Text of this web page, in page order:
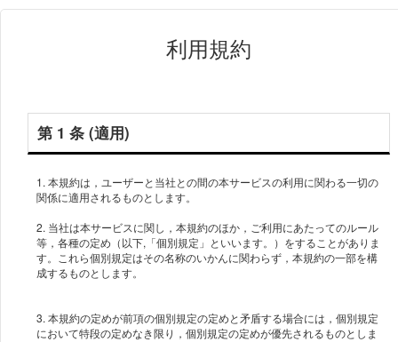
利用規約
第 1 条 (適用)
1. 本規約は，ユーザーと当社との間の本サービスの利用に関わる一切の
関係に適用されるものとします。
2. 当社は本サービスに関し，本規約のほか，ご利用にあたってのルール
等，各種の定め（以下,「個別規定」といいます。）をすることがありま
す。これら個別規定はその名称のいかんに関わらず，本規約の一部を構
3. 本規約の定めが前項の個別規定の定めと矛盾する場合には，個別規定
において特段の定めなき限り，個別規定の定めが優先されるものとしま